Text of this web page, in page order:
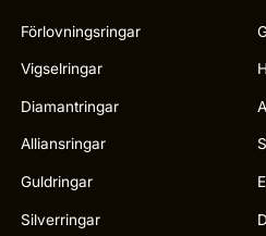
Förlovningsringar
Vigselringar
Diamantringar
Alliansringar
Guldringar
Silverringar